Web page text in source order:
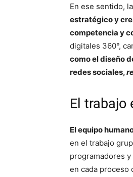
En ese sentido,
estratégico y
competencia y
digitales 360°,
como el diseño
redes sociales,
El trabajo
El equipo
en el trabajo
programadores
en cada proceso